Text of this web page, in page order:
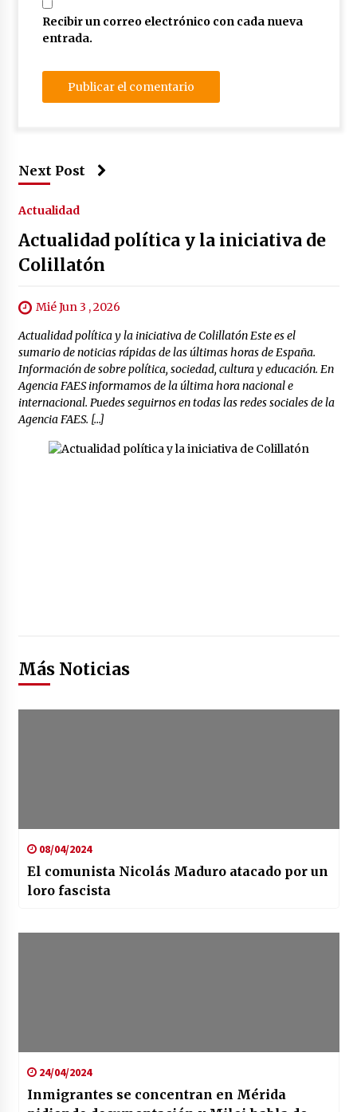
Recibir un correo electrónico con cada nueva
entrada.
Next Post
Actualidad
Actualidad política y la iniciativa de
Colillatón
Mié Jun 3 , 2026
Actualidad política y la iniciativa de Colillatón Este es el
sumario de noticias rápidas de las últimas horas de España.
Información de sobre política, sociedad, cultura y educación. En
Agencia FAES informamos de la última hora nacional e
internacional. Puedes seguirnos en todas las redes sociales de la
Agencia FAES. […]
Más Noticias
08/04/2024
El comunista Nicolás Maduro atacado por un
loro fascista
24/04/2024
Inmigrantes se concentran en Mérida